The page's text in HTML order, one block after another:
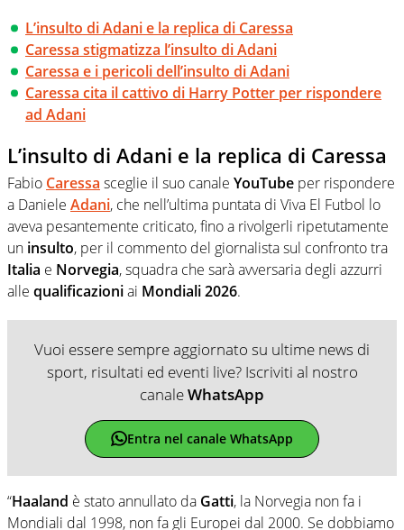
L’insulto di Adani e la replica di Caressa
Caressa stigmatizza l’insulto di Adani
Caressa e i pericoli dell’insulto di Adani
Caressa cita il cattivo di Harry Potter per rispondere
ad Adani
L’insulto di Adani e la replica di Caressa
Fabio Caressa sceglie il suo canale YouTube per rispondere
a Daniele Adani, che nell’ultima puntata di Viva El Futbol lo
aveva pesantemente criticato, fino a rivolgerli ripetutamente
un insulto, per il commento del giornalista sul confronto tra
Italia e Norvegia, squadra che sarà avversaria degli azzurri
alle qualificazioniai Mondiali2026.
Vuoi essere sempre aggiornato su ultime news di
sport, risultati ed eventi live? Iscriviti al nostro
canaleWhatsApp
Entra nel canale WhatsApp
“Haaland è stato annullato da Gatti, la Norvegia non fa i
Mondiali dal 1998, non fa gli Europei dal 2000. Se dobbiamo